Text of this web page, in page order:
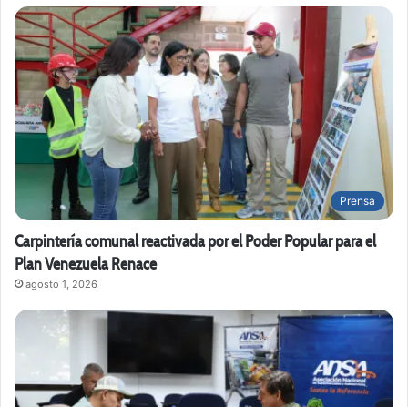
Prensa
Carpintería comunal reactivada por el Poder Popular para el
Plan Venezuela Renace
agosto 1, 2026